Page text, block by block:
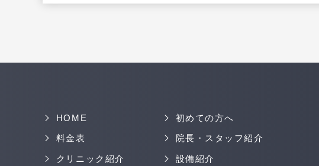
HOME 初めての方へ
料金表 院長・スタッフ紹介
クリニック紹介 設備紹介